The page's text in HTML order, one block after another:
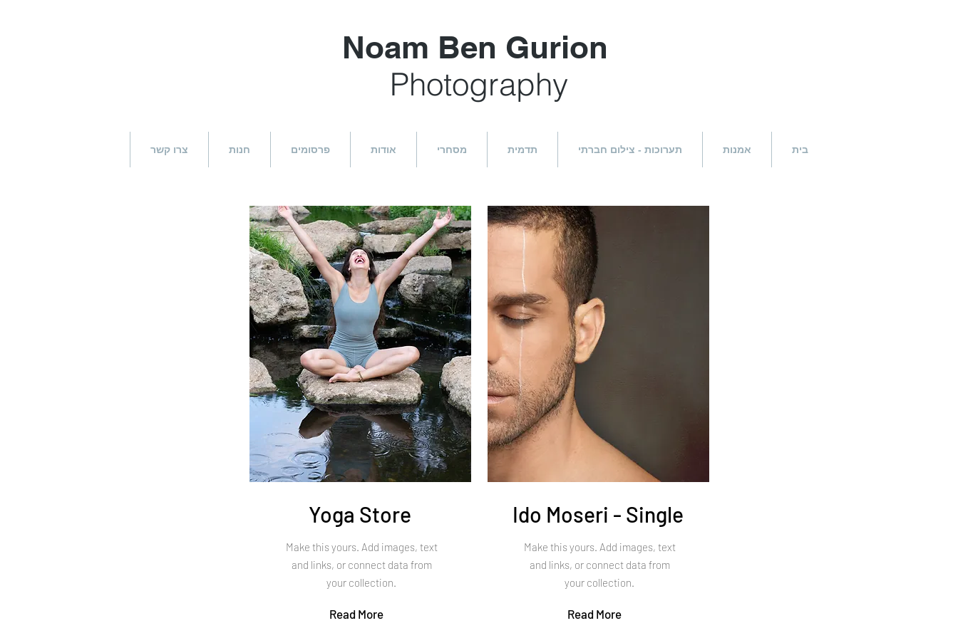
Noam Ben Gurion
Photography
בית אמנות תערוכות - צילום חברתי תדמית מסחרי אודות פרסומים חנות צרו קשר
Yoga Store
Make this yours. Add images, text
and links, or connect data from
your collection.
Read More
Ido Moseri - Single
Make this yours. Add images, text
and links, or connect data from
your collection.
Read More